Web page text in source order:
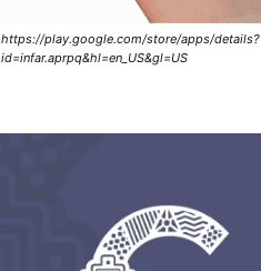
https://play.google.com/store/apps/details?
id=infar.aprpq&hl=en_US&gl=US